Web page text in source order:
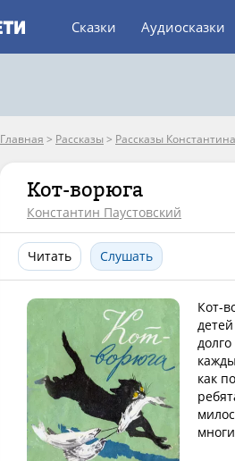
Сказки Аудиосказки
Главная > Рассказы > Рассказы
Кот-ворюга
Константин Паустовский
Читать Слушать
Кот-
как